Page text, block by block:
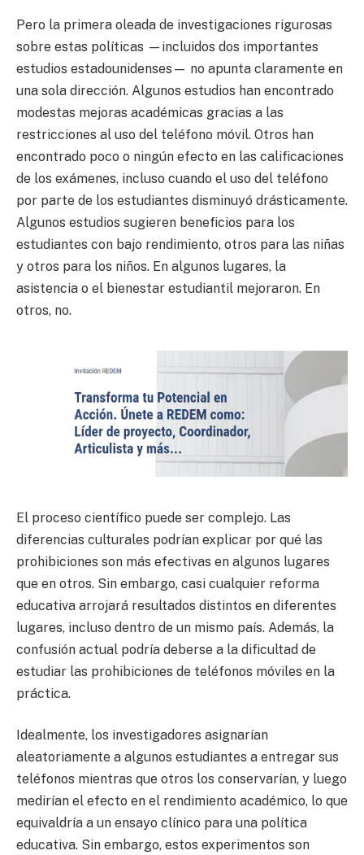
Pero la primera oleada de investigaciones rigurosas
sobre estas políticas —incluidos dos importantes
estudios estadounidenses— no apunta claramente en
una sola dirección. Algunos estudios han encontrado
modestas mejoras académicas gracias a las
restricciones al uso del teléfono móvil. Otros han
encontrado poco o ningún efecto en las calificaciones
de los exámenes, incluso cuando el uso del teléfono
por parte de los estudiantes disminuyó drásticamente.
Algunos estudios sugieren beneficios para los
estudiantes con bajo rendimiento, otros para las niñas
y otros para los niños. En algunos lugares, la
asistencia o el bienestar estudiantil mejoraron. En
otros, no.
El proceso científico puede ser complejo. Las
diferencias culturales podrían explicar por qué las
prohibiciones son más efectivas en algunos lugares
que en otros. Sin embargo, casi cualquier reforma
educativa arrojará resultados distintos en diferentes
lugares, incluso dentro de un mismo país. Además, la
confusión actual podría deberse a la dificultad de
estudiar las prohibiciones de teléfonos móviles en la
práctica.
Idealmente, los investigadores asignarían
aleatoriamente a algunos estudiantes a entregar sus
teléfonos mientras que otros los conservarían, y luego
medirían el efecto en el rendimiento académico, lo que
equivaldría a un ensayo clínico para una política
educativa. Sin embargo, estos experimentos son